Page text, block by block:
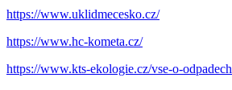
https://www.uklidmecesko.cz/
https://www.hc-kometa.cz/
https://www.kts-ekologie.cz/vse-o-odpadech